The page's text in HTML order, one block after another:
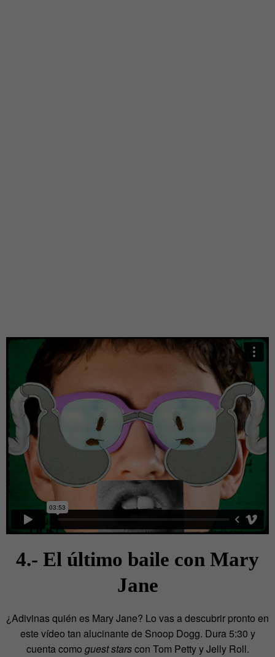
4.- El último baile con Mary
Jane
¿Adivinas quién es Mary Jane? Lo vas a descubrir pronto en
este vídeo tan alucinante de Snoop Dogg. Dura 5:30 y
cuenta como guest starscon Tom Petty y Jelly Roll.